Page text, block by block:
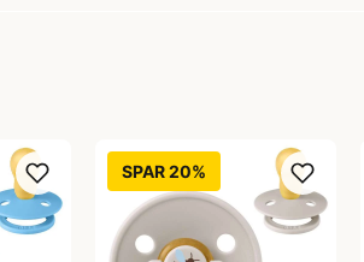
SPAR 20%